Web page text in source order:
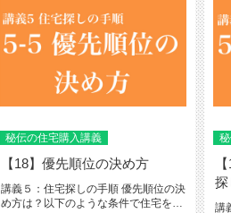
秘伝の住宅購入講義
【18】優先順位の決め方
講義５：住宅探しの手順 優先順位の決
め方は？以下のような条件で住宅を探
探
講